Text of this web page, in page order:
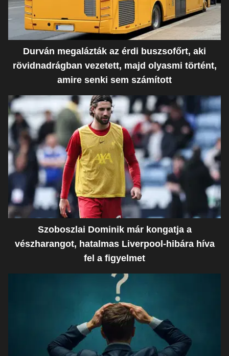
Durván megalázták az érdi buszsofőrt, aki
rövidnadrágban vezetett, majd olyasmi történt,
amire senki sem számított
Szoboszlai Dominik már kongatja a
vészharangot, hatalmas Liverpool-hibára híva
fel a figyelmet